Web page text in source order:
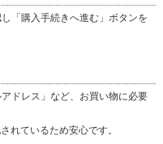
「購入手続きへ進む」ボタンを
ドレス」など、お買い物に必要
れているため安心です。